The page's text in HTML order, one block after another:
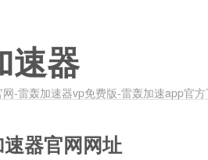
速器
-雷轰加速器vp免费版-雷轰加速app官方
器官网网址